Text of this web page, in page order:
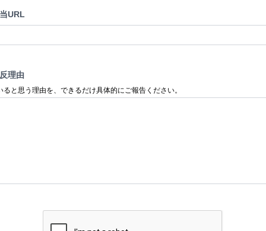
URL
理由
ると思う理由を、できるだけ具体的にご報告ください。